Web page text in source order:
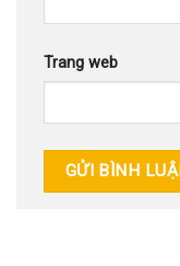
Trang web